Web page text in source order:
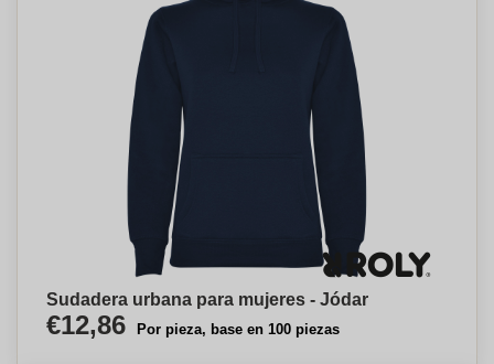
Sudadera urbana para mujeres - Jódar
€12,86 Por pieza, base en 100 piezas